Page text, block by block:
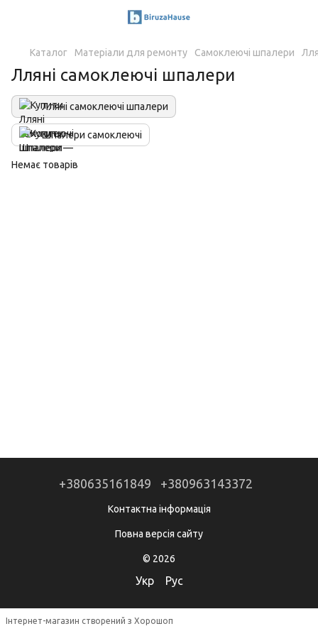
Каталог Матеріали для ремонту Самоклеючі шпалери
Лляні самоклеючі шпалери
Лляні самоклеючі шпалери
Шпалери самоклеючі
Немає товарів
+380635161849 +380963143372
Контактна інформація
Повна версія сайту
© 2026
Укр Рус
Інтернет-магазин створений з Хорошоп